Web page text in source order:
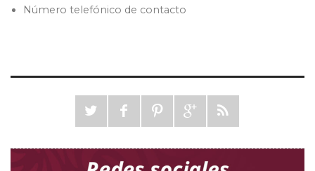
Número telefónico de contacto